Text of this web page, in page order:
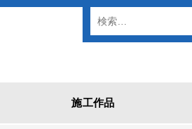
施工作品